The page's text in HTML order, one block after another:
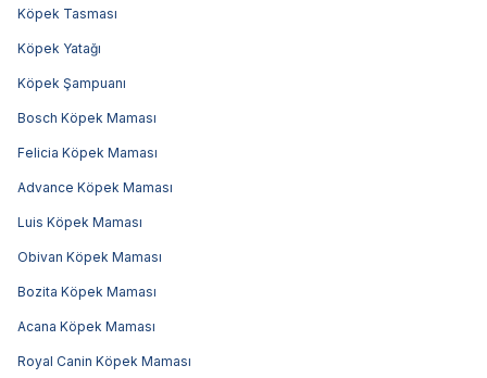
Köpek Tasması
Köpek Yatağı
Köpek Şampuanı
Bosch Köpek Maması
Felicia Köpek Maması
Advance Köpek Maması
Luis Köpek Maması
Obivan Köpek Maması
Bozita Köpek Maması
Acana Köpek Maması
Royal Canin Köpek Maması